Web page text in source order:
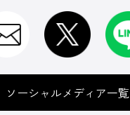
ソーシャルメディア一覧